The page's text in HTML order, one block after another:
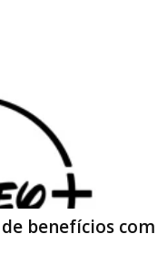
benefícios com